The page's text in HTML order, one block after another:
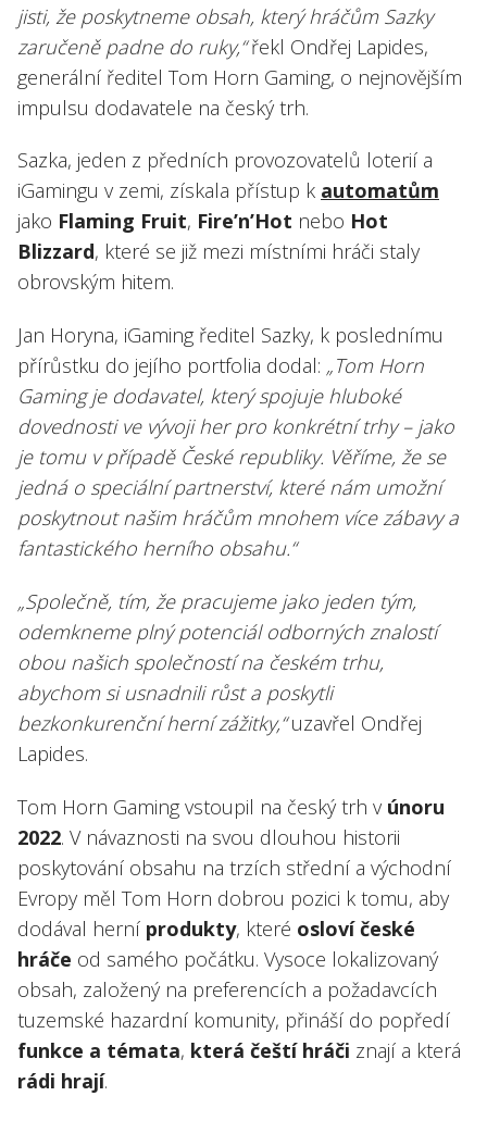
jisti, že poskytneme obsah, který hráčům Sazky
zaručeně padne do ruky,“řekl Ondřej Lapides,
generální ředitel Tom Horn Gaming, o nejnovějším
impulsu dodavatele na český trh.
Sazka, jeden z předních provozovatelů loterií a
iGamingu v zemi, získala přístup k automatům
jako Flaming Fruit, Fire’n’Hot nebo Hot
Blizzard, které se již mezi místními hráči staly
obrovským hitem.
Jan Horyna, iGaming ředitel Sazky, k poslednímu
přírůstku do jejího portfolia dodal: „Tom Horn
Gaming je dodavatel, který spojuje hluboké
dovednosti ve vývoji her pro konkrétní trhy – jako
je tomu v případě České republiky. Věříme, že se
jedná o speciální partnerství, které nám umožní
poskytnout našim hráčům mnohem více zábavy a
fantastického herního obsahu.“
„Společně, tím, že pracujeme jako jeden tým,
odemkneme plný potenciál odborných znalostí
obou našich společností na českém trhu,
abychom si usnadnili růst a poskytli
bezkonkurenční herní zážitky,“uzavřel Ondřej
Lapides.
Tom Horn Gaming vstoupil na český trh v únoru
2022. V návaznosti na svou dlouhou historii
poskytování obsahu na trzích střední a východní
Evropy měl Tom Horn dobrou pozici k tomu, aby
dodával herní produkty, které osloví české
hráče od samého počátku. Vysoce lokalizovaný
obsah, založený na preferencích a požadavcích
tuzemské hazardní komunity, přináší do popředí
funkce a témata, která čeští hráči znají a která
rádi hrají.